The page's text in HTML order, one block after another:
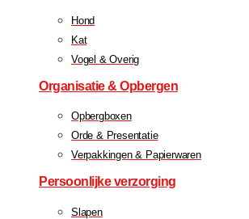
Hond
Kat
Vogel & Overig
Organisatie & Opbergen
Opbergboxen
Orde & Presentatie
Verpakkingen & Papierwaren
Persoonlijke verzorging
Slapen